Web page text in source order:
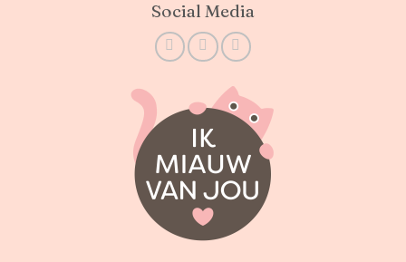
Social Media